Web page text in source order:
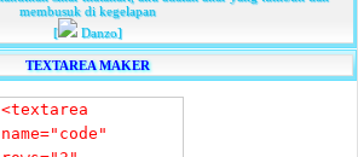
membusuk di kegelapan
[
Danzo]
TEXTAREA MAKER